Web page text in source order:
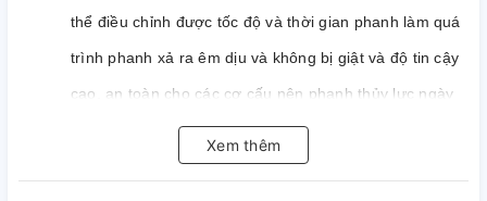
thể điều chỉnh được tốc độ và thời gian phanh làm quá
trình phanh xả ra êm dịu và không bị giật và độ tin cậy
cao, an toàn cho các cơ cấu nên phanh thủy lực ngày
càng được áp dụng rộng rãi thay thế dần các loại
phanh kiểu đối trọng và phanh điện từ cũ.
Xem thêm